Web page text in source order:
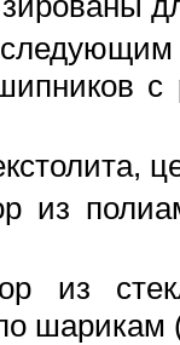
из
из
шарикам